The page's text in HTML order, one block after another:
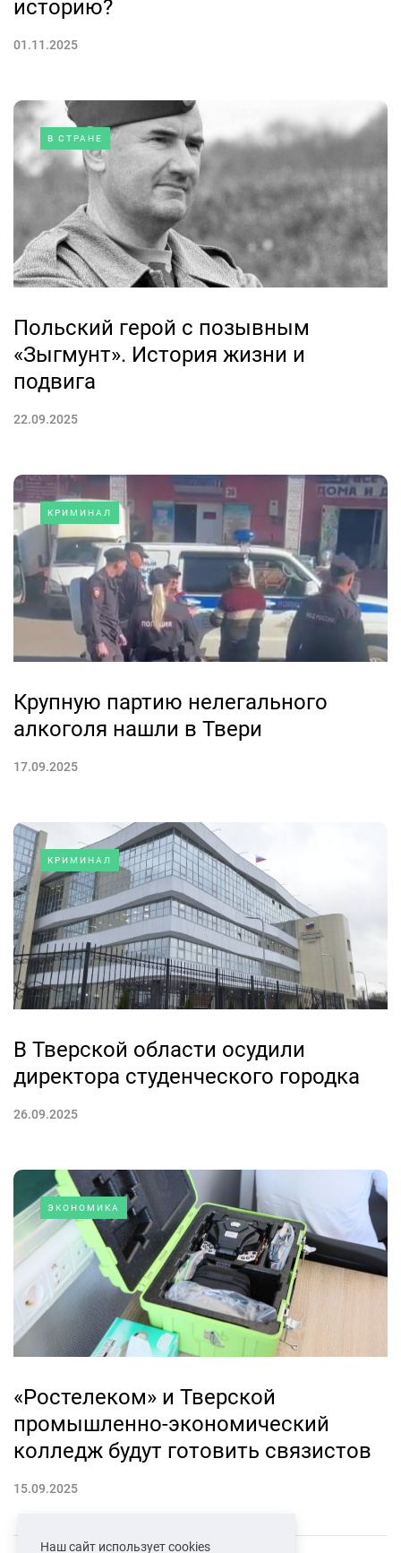
историю?
01.11.2025
В СТРАНЕ
Польский герой с позывным
«Зыгмунт». История жизни и
подвига
22.09.2025
КРИМИНАЛ
Крупную партию нелегального
алкоголя нашли в Твери
17.09.2025
КРИМИНАЛ
В Тверской области осудили
директора студенческого городка
26.09.2025
ЭКОНОМИКА
«Ростелеком» и Тверской
промышленно-экономический
колледж будут готовить связистов
15.09.2025
Наш сайт использует cookies